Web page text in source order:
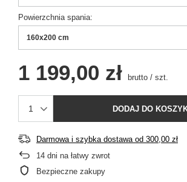
Powierzchnia spania
160x200 cm
1 199,00 zł brutto / szt.
DODAJ DO
Darmowa i szybka dostawaod 300,00 zł
14 dni na łatwy zwrot
Bezpieczne zakupy